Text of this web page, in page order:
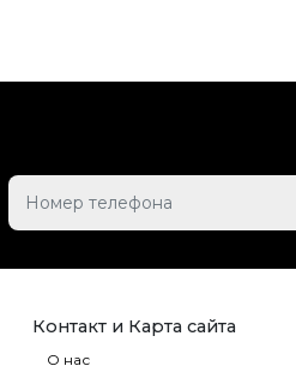
Контакт и Карта сайта
О нас